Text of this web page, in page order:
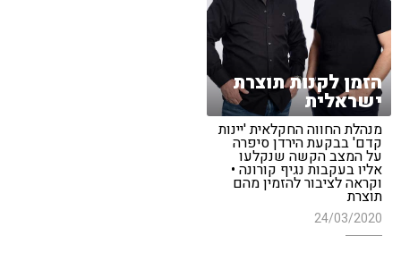
הזמן לקנות תוצרת
ישראלית
מנהלת החווה החקלאית 'יינות
קדם' בבקעת הירדן סיפרה
על המצב הקשה שנקלעו
אליו בעקבות נגיף קורונה •
וקראה לציבור להזמין מהם
תוצרת
24/03/2020